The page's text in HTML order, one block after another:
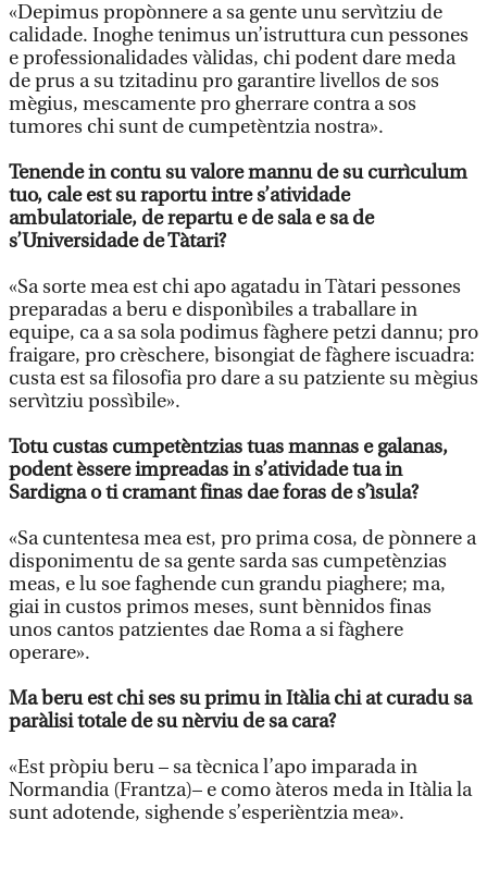
«Depimus propònnere a sa gente unu servìtziu de
calidade. Inoghe tenimus un’istruttura cun pessones
e professionalidades vàlidas, chi podent dare meda
de prus a su tzitadinu pro garantire livellos de sos
mègius, mescamente pro gherrare contra a sos
tumores chi sunt de cumpetèntzia nostra».
Tenende in contu su valore mannu de su currìculum
tuo, cale est su raportu intre s’atividade
ambulatoriale, de repartu e de sala e sa de
s’Universidade de Tàtari?
«Sa sorte mea est chi apo agatadu in Tàtari pessones
preparadas a beru e disponìbiles a traballare in
equipe, ca a sa sola podimus fàghere petzi dannu; pro
fraigare, pro crèschere, bisongiat de fàghere iscuadra:
custa est sa filosofia pro dare a su patziente su mègius
servìtziu possìbile».
Totu custas cumpetèntzias tuas mannas e galanas,
podent èssere impreadas in s’atividade tua in
Sardigna o ti cramant finas dae foras de s’ìsula?
«Sa cuntentesa mea est, pro prima cosa, de pònnere a
disponimentu de sa gente sarda sas cumpetènzias
meas, e lu soe faghende cun grandu piaghere; ma,
giai in custos primos meses, sunt bènnidos finas
unos cantos patzientes dae Roma a si fàghere
operare».
Ma beru est chi ses su primu in Itàlia chi at curadu sa
paràlisi totale de su nèrviu de sa cara?
«Est pròpiu beru – sa tècnica l’apo imparada in
Normandia (Frantza)– e como àteros meda in Itàlia la
sunt adotende, sighende s’esperièntzia mea».